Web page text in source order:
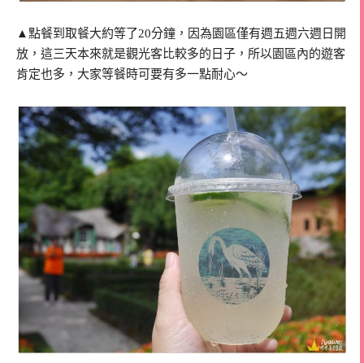
▲點餐到取餐大約等了20分鐘，因為園區僅有週五週六週日開
放，這三天本來就是觀光客比較多的日子，所以園區內的遊客
肯定也多，大家等餐時可要有多一點耐心～